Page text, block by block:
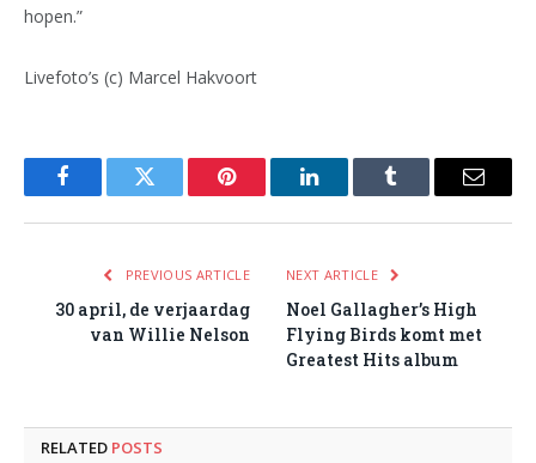
hopen.”
Livefoto’s (c) Marcel Hakvoort
FacebookTwitter Pinterest LinkedInTumblr Email
PREVIOUS ARTICLE
30 april, de verjaardag
van Willie Nelson
NEXT ARTICLE
Noel Gallagher’s High
Flying Birds komt met
Greatest Hits album
RELATED POSTS